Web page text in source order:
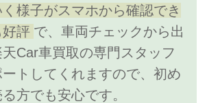
様子がスマホから確認でき
評 で、車両チェックから出
Car車買取の専門スタッフ
トしてくれますので、初め
方でも安心です。